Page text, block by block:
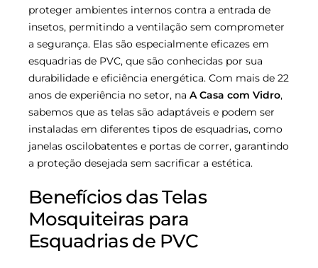
proteger ambientes internos contra a entrada de
insetos, permitindo a ventilação sem comprometer
a segurança. Elas são especialmente eficazes em
esquadrias de PVC, que são conhecidas por sua
durabilidade e eficiência energética. Com mais de 22
anos de experiência no setor, na A Casa com Vidro,
sabemos que as telas são adaptáveis e podem ser
instaladas em diferentes tipos de esquadrias, como
janelas oscilobatentes e portas de correr, garantindo
a proteção desejada sem sacrificar a estética.
Benefícios das Telas
Mosquiteiras para
Esquadrias de PVC